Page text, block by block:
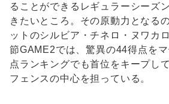
ることができるレギュラーシーズ
きたいところ。その原動力となる
ットのシルビア・チネロ・ヌワカ
節GAME2では、驚異の44得点を
点ランキングでも首位をキープし
フェンスの中心を担っている。